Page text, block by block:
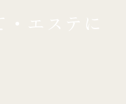
・エステに